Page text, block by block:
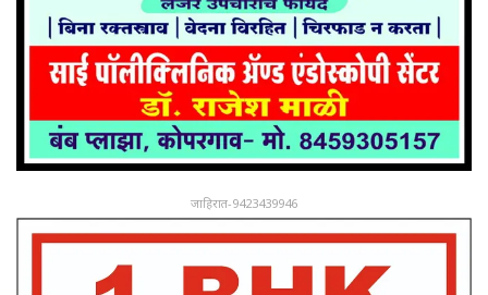
जाहिरात-9423439946